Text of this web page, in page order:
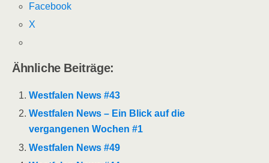
Facebook
X
Ähnliche Beiträge:
Westfalen News #43
Westfalen News – Ein Blick auf die
vergangenen Wochen #1
Westfalen News #49